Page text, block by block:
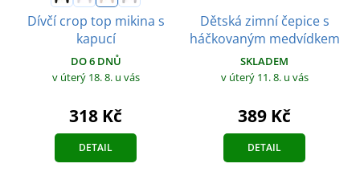
Dívčí crop top mikina s
kapucí
DO 6 DNŮ
v úterý 18. 8. u vás
318 Kč
DETAIL
Dětská zimní čepice s
háčkovaným medvídkem
SKLADEM
v úterý 11. 8. u vás
389 Kč
DETAIL